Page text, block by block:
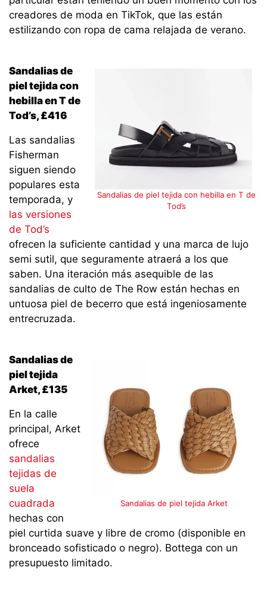
creadores de moda en TikTok, que las están
estilizando con ropa de cama relajada de verano.
Sandalias de piel tejida con hebilla en T de
Tod’s
Sandalias de
piel tejida con
hebilla en T de
Tod’s, £416
Las sandalias
Fisherman
siguen siendo
populares esta
temporada, y
las versiones
de Tod’s
ofrecen la suficiente cantidad y una marca de lujo
semi sutil, que seguramente atraerá a los que
saben. Una iteración más asequible de las
sandalias de culto de The Row están hechas en
untuosa piel de becerro que está ingeniosamente
entrecruzada.
Sandalias de piel tejida Arket
Sandalias de
piel tejida
Arket, £135
En la calle
principal, Arket
ofrece
sandalias
tejidas de
suela
cuadrada
hechas con
piel curtida suave y libre de cromo (disponible en
bronceado sofisticado o negro). Bottega con un
presupuesto limitado.